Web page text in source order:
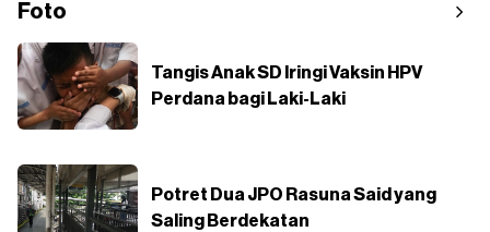
Foto
Tangis Anak SD Iringi Vaksin HPV
Perdana bagi Laki-Laki
Potret Dua JPO Rasuna Said yang
Saling Berdekatan